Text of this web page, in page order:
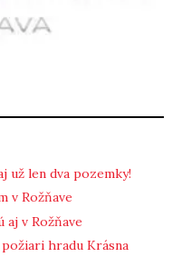
už len dva pozemky!
v Rožňave
aj v Rožňave
hradu Krásna